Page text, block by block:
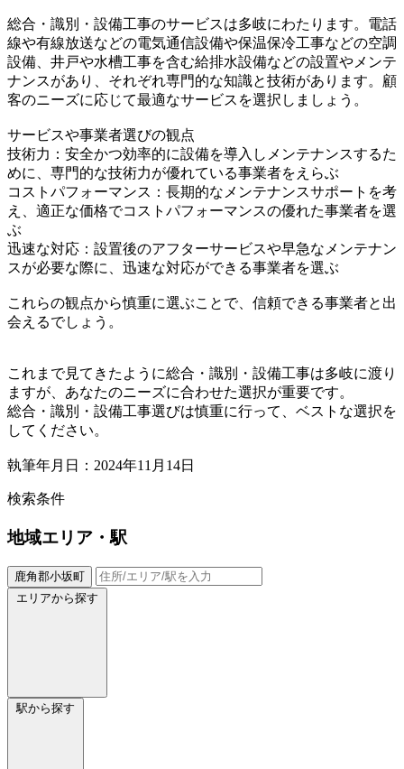
総合・識別・設備工事のサービスは多岐にわたります。電話
線や有線放送などの電気通信設備や保温保冷工事などの空調
設備、井戸や水槽工事を含む給排水設備などの設置やメンテ
ナンスがあり、それぞれ専門的な知識と技術があります。顧
客のニーズに応じて最適なサービスを選択しましょう。
サービスや事業者選びの観点
技術力：安全かつ効率的に設備を導入しメンテナンスするた
めに、専門的な技術力が優れている事業者をえらぶ
コストパフォーマンス：長期的なメンテナンスサポートを考
え、適正な価格でコストパフォーマンスの優れた事業者を選
ぶ
迅速な対応：設置後のアフターサービスや早急なメンテナン
スが必要な際に、迅速な対応ができる事業者を選ぶ
これらの観点から慎重に選ぶことで、信頼できる事業者と出
会えるでしょう。
これまで見てきたように総合・識別・設備工事は多岐に渡り
ますが、あなたのニーズに合わせた選択が重要です。
総合・識別・設備工事選びは慎重に行って、ベストな選択を
してください。
執筆年月日：2024年11月14日
検索条件
地域エリア・駅
鹿角郡小坂町
エリアから探す
駅から探す